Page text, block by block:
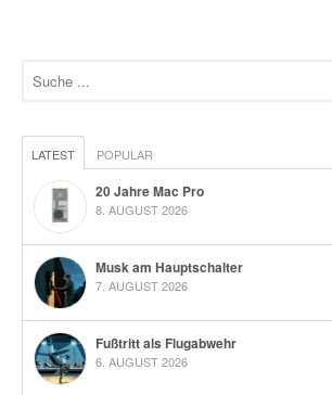
LATEST POPULAR
20 Jahre Mac Pro
8. AUGUST 2026
Musk am Hauptschalter
7. AUGUST 2026
Fußtritt als Flugabwehr
6. AUGUST 2026